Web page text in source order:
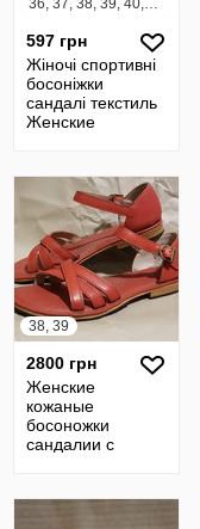
36, 37, 38, 39, 40, 41
597 грн
Жіночі спортивні
босоніжки
сандалі текстиль
Женские
сандалии
текстиль
38, 39
2800 грн
Женские
кожаные
босоножки
сандалии с
закрытая пятка